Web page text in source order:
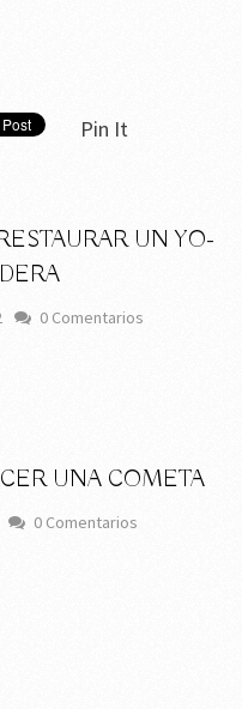
Pin It
UN YO-
0 Comentarios
UNA COMETA
0 Comentarios